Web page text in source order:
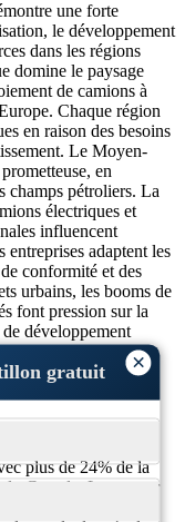
×
gratuit
une forte
le développement
dans les régions
domine le paysage
de camions à
Chaque région
en raison des besoins
Le Moyen-
en
champs pétroliers. La
électriques et
influencent
entreprises adaptent les
conformité et des
urbains, les booms de
font pression sur la
développement
les
plusieurs continents.
sur le marché
plus de 24% de la
Canada. Le secteur
par des